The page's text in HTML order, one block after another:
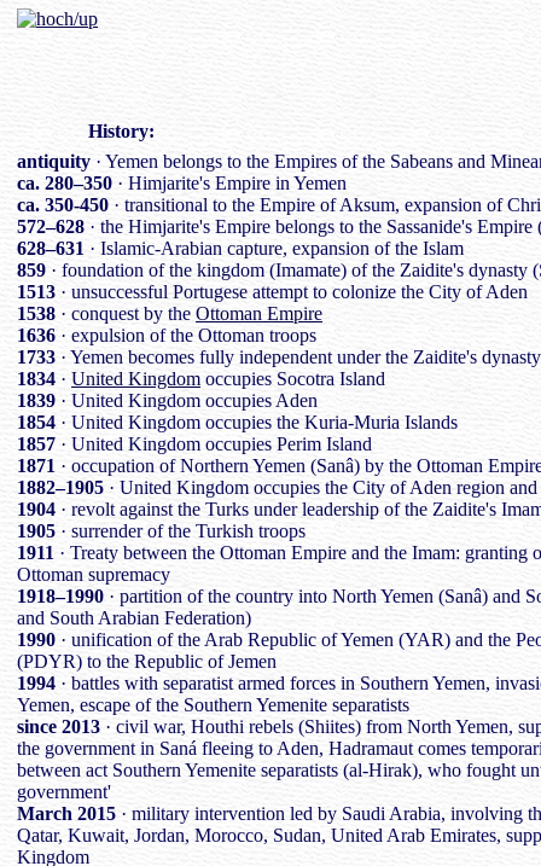
History:
antiquity · Yemen belongs to the Empires of the Sabeans and
ca. 280–350 · Himjarite's Empire in Yemen
ca. 350-450 · transitional to the Empire of Aksum, expansion of
572–628 · the Himjarite's Empire belongs to the Sassanide's Empire
628–631 · Islamic-Arabian capture, expansion of the Islam
859 · foundation of the kingdom (Imamate) of the Zaidite's dynasty
1513 · unsuccessful Portugese attempt to colonize the City of Aden
1538 · conquest by the Ottoman Empire
1636 · expulsion of the Ottoman troops
1733 · Yemen becomes fully independent under the Zaidite's dynasty
1834 · United Kingdom occupies Socotra Island
1839 · United Kingdom occupies Aden
1854 · United Kingdom occupies the Kuria-Muria Islands
1857 · United Kingdom occupies Perim Island
1871 · occupation of Northern Yemen (Sanâ) by the Ottoman
1882–1905 · United Kingdom occupies the City of Aden region
1904 · revolt against the Turks under leadership of the Zaidite's
1905 · surrender of the Turkish troops
1911 · Treaty between the Ottoman Empire and the Imam:
Ottoman supremacy
1918–1990 · partition of the country into North Yemen (Sanâ) and
and South Arabian Federation)
1990 · unification of the Arab Republic of Yemen (YAR) and the
(PDYR) to the Republic of Jemen
1994 · battles with separatist armed forces in Southern Yemen,
Yemen, escape of the Southern Yemenite separatists
since 2013 · civil war, Houthi rebels (Shiites) from North Yemen,
the government in Saná fleeing to Aden, Hadramaut comes
between act Southern Yemenite separatists (al-Hirak), who fought
government'
March 2015 · military intervention led by Saudi Arabia, involving
Qatar, Kuwait, Jordan, Morocco, Sudan, United Arab Emirates,
Kingdom